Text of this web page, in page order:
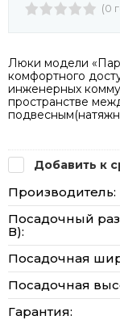
(0
Люки модели
комфортного
инженерных
пространстве
Добавить к
Производитель:
Посадочный
В):
Посадочная
Посадочная
Гарантия: